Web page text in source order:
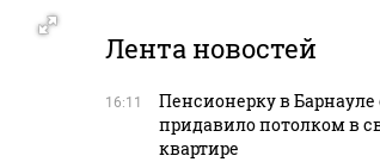
Лента новостей
16:11
Пенсионерку в Барнауле
придавило потолком в
квартире